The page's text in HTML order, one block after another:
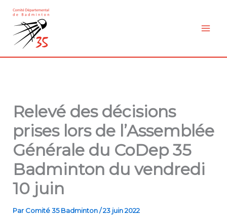
contenu
Relevé des décisions
prises lors de l’Assemblée
Générale du CoDep 35
Badminton du vendredi
10 juin
Par Comité 35 Badminton/23 juin 2022